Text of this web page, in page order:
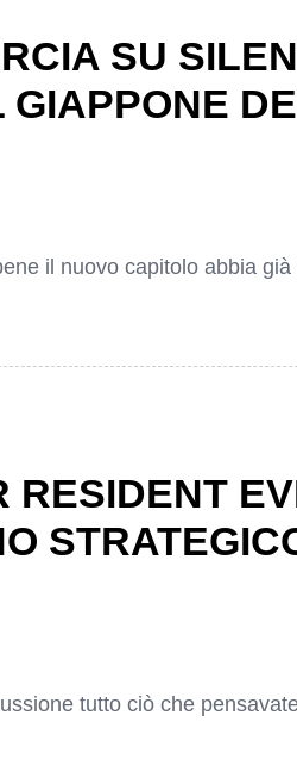
SU
il nuovo capitolo abbia
RESIDENT
tutto ciò che